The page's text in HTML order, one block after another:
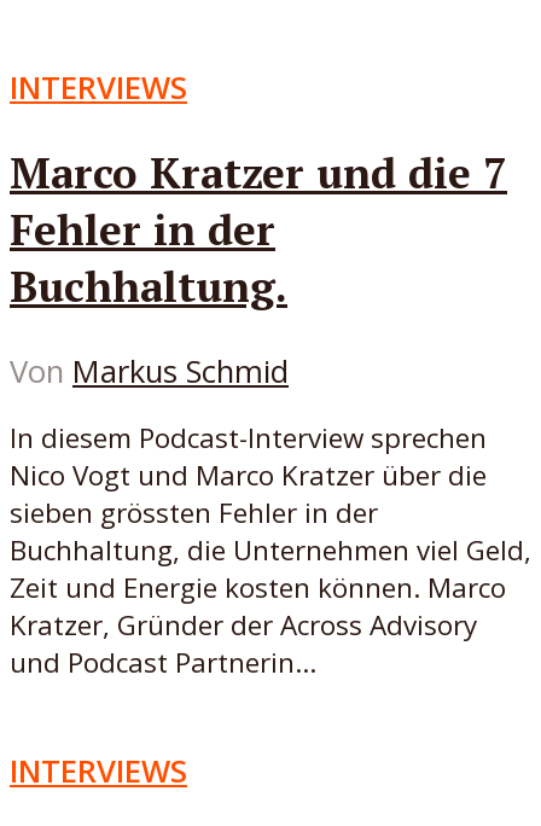
INTERVIEWS
Marco Kratzer und die 7
Fehler in der
Buchhaltung.
Von Markus Schmid
In diesem Podcast-Interview sprechen
Nico Vogt und Marco Kratzer über die
sieben grössten Fehler in der
Buchhaltung, die Unternehmen viel Geld,
Zeit und Energie kosten können. Marco
Kratzer, Gründer der Across Advisory
und Podcast Partnerin...
INTERVIEWS